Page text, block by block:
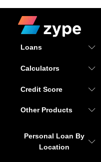
Loans
Calculators
Credit Score
Other Products
Personal Loan By
Location